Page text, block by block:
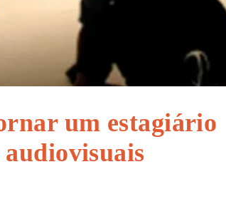
um estagiário